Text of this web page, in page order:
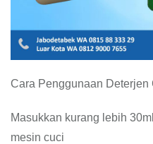
Cara Penggunaan Deterjen
Masukkan kurang lebih
mesin cuci